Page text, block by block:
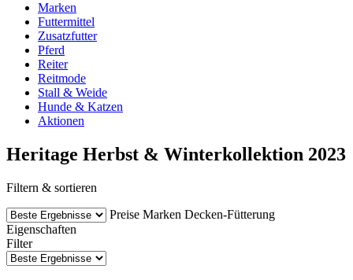
Marken
Futtermittel
Zusatzfutter
Pferd
Reiter
Reitmode
Stall & Weide
Hunde & Katzen
Aktionen
Heritage Herbst & Winterkollektion 2023
Filtern & sortieren
Preise Marken Decken-Fütterung
Eigenschaften
Filter